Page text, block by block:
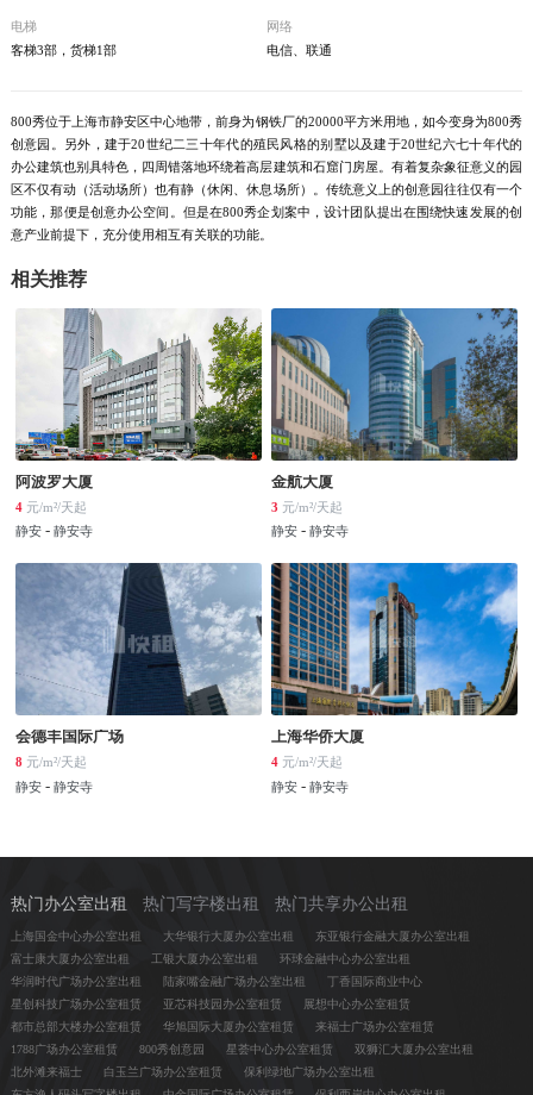
电梯
客梯3部，货梯1部
网络
电信、联通
800秀位于上海市静安区中心地带，前身为钢铁厂的20000平方米用地，如今变身为800秀
创意园。另外，建于20世纪二三十年代的殖民风格的别墅以及建于20世纪六七十年代的
办公建筑也别具特色，四周错落地环绕着高层建筑和石窟门房屋。有着复杂象征意义的园
区不仅有动（活动场所）也有静（休闲、休息场所）。传统意义上的创意园往往仅有一个
功能，那便是创意办公空间。但是在800秀企划案中，设计团队提出在围绕快速发展的创
意产业前提下，充分使用相互有关联的功能。
相关推荐
阿波罗大厦
4 元/m²/天起
静安 -静安寺
金航大厦
3 元/m²/天起
静安 -静安寺
会德丰国际广场
8 元/m²/天起
静安 -静安寺
上海华侨大厦
4 元/m²/天起
静安 -静安寺
热门办公室出租 热门写字楼出租 热门共享办公出租
上海国金中心办公室出租 大华银行大厦办公室出租
东亚银行金融大厦办公室出租
富士康大厦办公室出租
工银大厦办公室出租
环球金融中心办公室出租
华润时代广场办公室出租
陆家嘴金融广场办公室出租
丁香国际商业中心
星创科技广场办公室租赁
亚芯科技园办公室租赁
展想中心办公室租赁
都市总部大楼办公室租赁
华旭国际大厦办公室租赁
来福士广场办公室租赁
1788广场办公室租赁
800秀创意园 星荟中心办公室租赁
双狮汇大厦办公室出租
北外滩来福士
白玉兰广场办公室租赁
保利绿地广场办公室出租